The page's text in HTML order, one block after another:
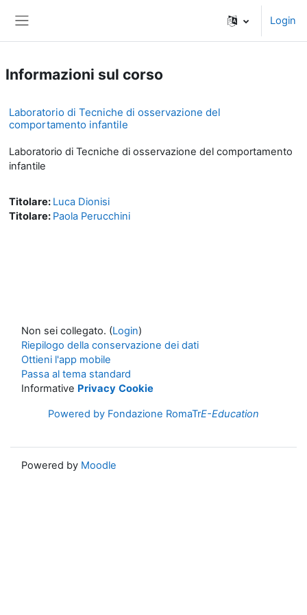
Login
Informazioni sul corso
Laboratorio di Tecniche di osservazione del
comportamento infantile
Laboratorio di Tecniche di osservazione del comportamento
infantile
Titolare: Luca Dionisi
Titolare: Paola Perucchini
Non sei collegato. (Login)
Riepilogo della conservazione dei dati
Ottieni l'app mobile
Passa al tema standard
Informative Privacy Cookie
Powered by Fondazione RomaTrE-Education
Powered by Moodle